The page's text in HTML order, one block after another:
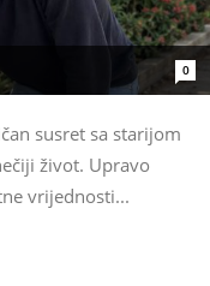
0
susret sa starijom
život. Upravo
vrijednosti...